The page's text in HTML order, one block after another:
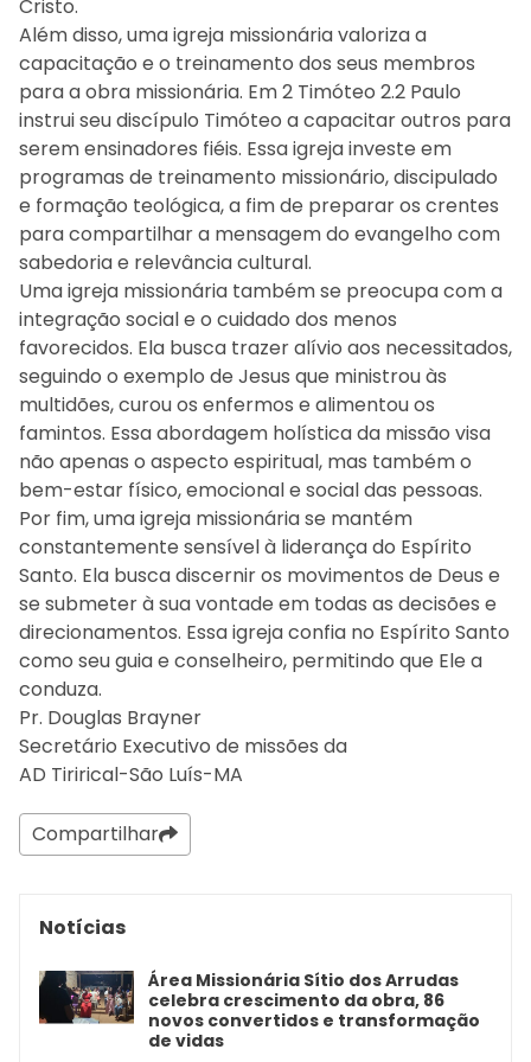
Cristo.
Além disso, uma igreja missionária valoriza a
capacitação e o treinamento dos seus membros
para a obra missionária. Em 2 Timóteo 2.2 Paulo
instrui seu discípulo Timóteo a capacitar outros para
serem ensinadores fiéis. Essa igreja investe em
programas de treinamento missionário, discipulado
e formação teológica, a fim de preparar os crentes
para compartilhar a mensagem do evangelho com
sabedoria e relevância cultural.
Uma igreja missionária também se preocupa com a
integração social e o cuidado dos menos
favorecidos. Ela busca trazer alívio aos necessitados,
seguindo o exemplo de Jesus que ministrou às
multidões, curou os enfermos e alimentou os
famintos. Essa abordagem holística da missão visa
não apenas o aspecto espiritual, mas também o
bem-estar físico, emocional e social das pessoas.
Por fim, uma igreja missionária se mantém
constantemente sensível à liderança do Espírito
Santo. Ela busca discernir os movimentos de Deus e
se submeter à sua vontade em todas as decisões e
direcionamentos. Essa igreja confia no Espírito Santo
como seu guia e conselheiro, permitindo que Ele a
conduza.
Pr. Douglas Brayner
Secretário Executivo de missões da
AD Tirirical-São Luís-MA
Compartilhar
Notícias
Área Missionária Sítio dos Arrudas
celebra crescimento da obra, 86
novos convertidos e transformação
de vidas